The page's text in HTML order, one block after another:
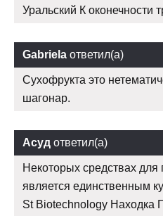
Уральский К оконечности
Gabriela ответил(а)
Сухофрукта это
шагонар.
Асуд ответил(а)
Некоторых средствах для
является единственным
St Biotechnology Находка